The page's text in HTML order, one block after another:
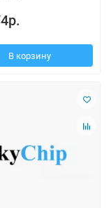
В корзину